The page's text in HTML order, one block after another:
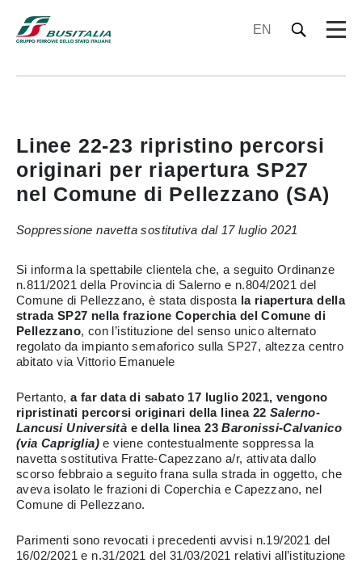
EN
Linee 22-23 ripristino percorsi
originari per riapertura SP27
nel Comune di Pellezzano (SA)
Soppressione navetta sostitutiva dal 17 luglio 2021
Si informa la spettabile clientela che, a seguito Ordinanze
n.811/2021 della Provincia di Salerno e n.804/2021 del
Comune di Pellezzano, è stata disposta la riapertura della
strada SP27 nella frazione Coperchia del Comune di
Pellezzano, con l’istituzione del senso unico alternato
regolato da impianto semaforico sulla SP27, altezza centro
abitato via Vittorio Emanuele
Pertanto, a far data di sabato 17 luglio 2021, vengono
ripristinati percorsi originari della linea 22 Salerno-
Lancusi Università e della linea 23Baronissi-Calvanico
(via Capriglia) e viene contestualmente soppressa la
navetta sostitutiva Fratte-Capezzano a/r, attivata dallo
scorso febbraio a seguito frana sulla strada in oggetto, che
aveva isolato le frazioni di Coperchia e Capezzano, nel
Comune di Pellezzano.
Parimenti sono revocati i precedenti avvisi n.19/2021 del
16/02/2021 e n.31/2021 del 31/03/2021 relativi all’istituzione